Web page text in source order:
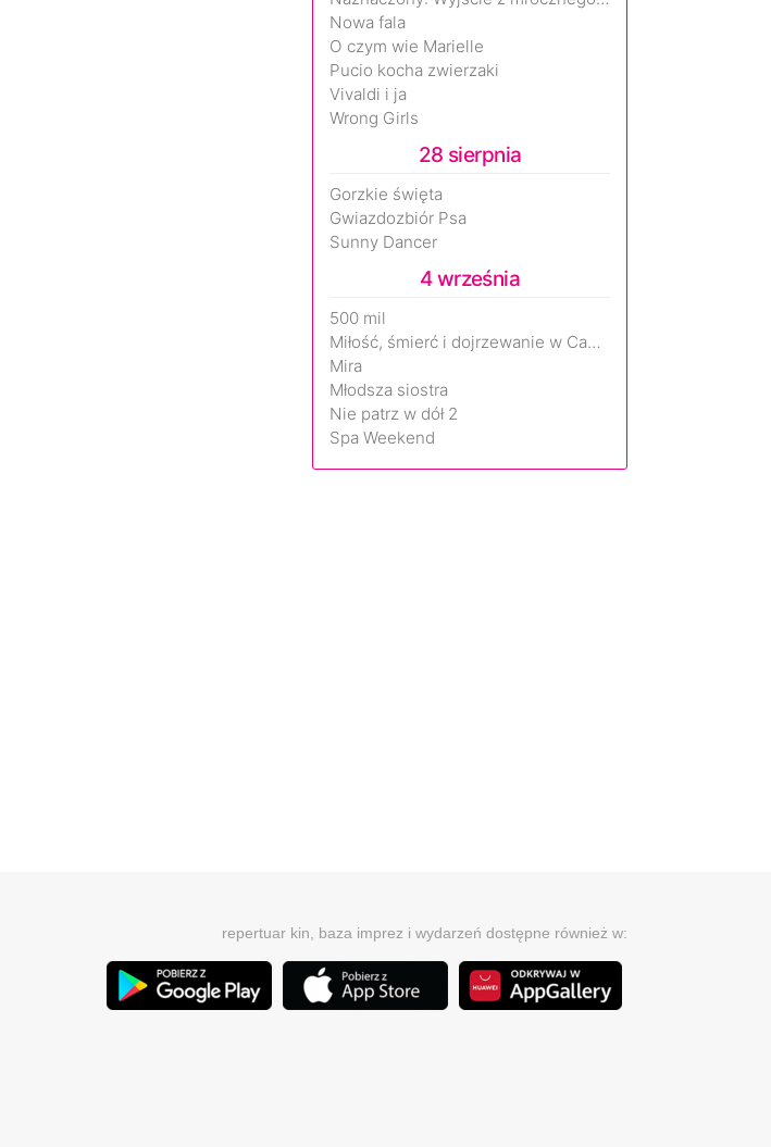
Nowa fala
O czym wie Marielle
Pucio kocha zwierzaki
Vivaldi i ja
Wrong Girls
28 sierpnia
Gorzkie święta
Gwiazdozbiór Psa
Sunny Dancer
4 września
500 mil
Miłość, śmierć i dojrzewanie w Camp Miasma
Mira
Młodsza siostra
Nie patrz w dół 2
Spa Weekend
repertuar kin, baza imprez i wydarzeń dostępne również w: